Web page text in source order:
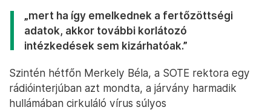
„mert ha így emelkednek a fertőzöttségi
adatok, akkor további korlátozó
intézkedések sem kizárhatóak.”
Szintén hétfőn Merkely Béla, a SOTE rektora egy
rádióinterjúban azt mondta, a járvány harmadik
hullámában cirkuláló vírus súlyos